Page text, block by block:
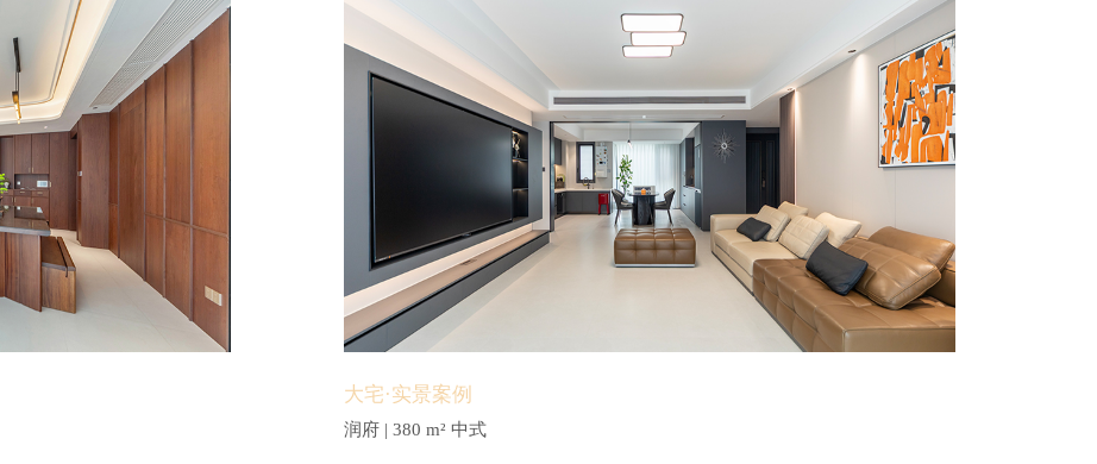
大宅·实景案例
润府 | 380 m² 中式